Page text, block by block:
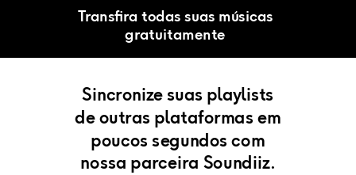
Sincronize suas playlists
de outras plataformas em
poucos segundos com
nossa parceira Soundiiz.
Transfira todas suas músicas
gratuitamente